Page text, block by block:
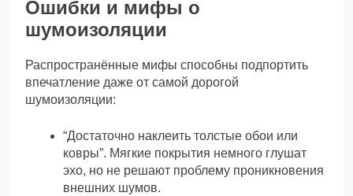
Ошибки и мифы о
шумоизоляции
Распространённые мифы способны подпортить
впечатление даже от самой дорогой
шумоизоляции:
“Достаточно наклеить толстые обои или
ковры”. Мягкие покрытия немного глушат
эхо, но не решают проблему проникновения
внешних шумов.